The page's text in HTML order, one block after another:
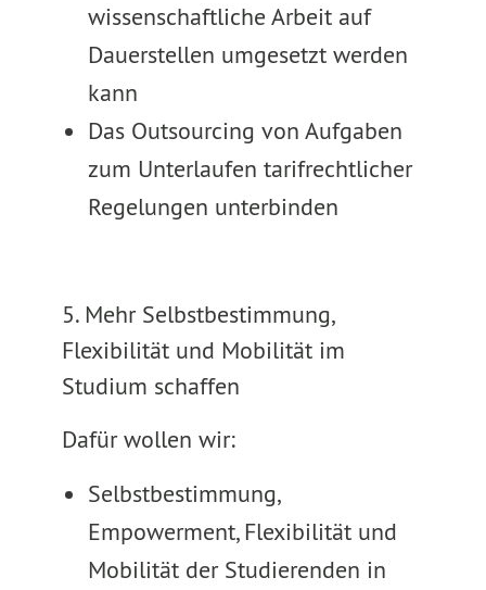
wissenschaftliche Arbeit auf
Dauerstellen umgesetzt werden
kann
Das Outsourcing von Aufgaben
zum Unterlaufen tarifrechtlicher
Regelungen unterbinden
5. Mehr Selbstbestimmung,
Flexibilität und Mobilität im
Studium schaffen
Dafür wollen wir:
Selbstbestimmung,
Empowerment, Flexibilität und
Mobilität der Studierenden in